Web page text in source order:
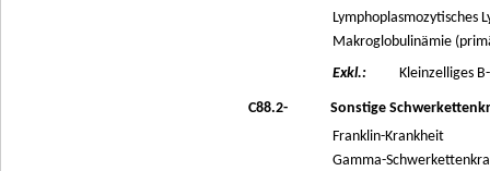
Lymphoplasmozytisches
Makroglobulinämie
Exkl.:
Kleinzelliges
C88.2-
Sonstige
Franklin-Krankheit
Gamma-